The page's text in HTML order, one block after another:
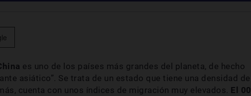
es uno de los países más grandes del planeta, de hecho
asiático”. Se trata de un estado que tiene una densidad de
cuenta con unos índices de migración muy elevados. El 00